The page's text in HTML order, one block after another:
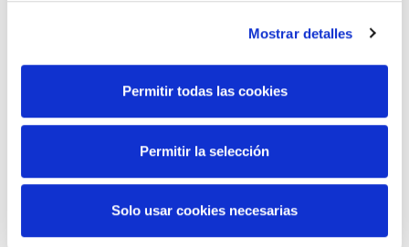
Mostrar detalles
Permitir todas las cookies
Permitir la selección
Solo usar cookies necesarias
June 2026